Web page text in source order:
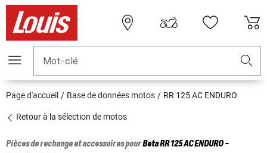
Mot-clé
Page d'accueil Base de données motos RR 125 AC ENDURO
Retour à la sélection de motos
Pièces de rechange et accessoires pourBetaRR 125 AC ENDURO -